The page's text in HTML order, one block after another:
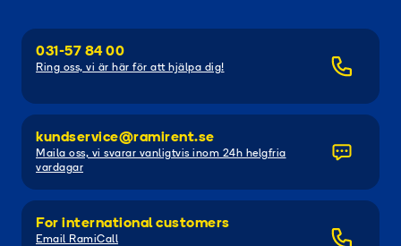
031-57 84 00
Ring oss, vi är här för att hjälpa dig!
kundservice@ramirent.se
Maila oss, vi svarar vanligtvis inom 24h helgfria
vardagar
For international customers
Email RamiCall